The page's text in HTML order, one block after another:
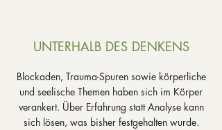
UNTERHALB DES DENKENS
Blockaden, Trauma-Spuren sowie körperliche
und seelische Themen haben sich im Körper
verankert. Über Erfahrung statt Analyse kann
sich lösen, was bisher festgehalten wurde.